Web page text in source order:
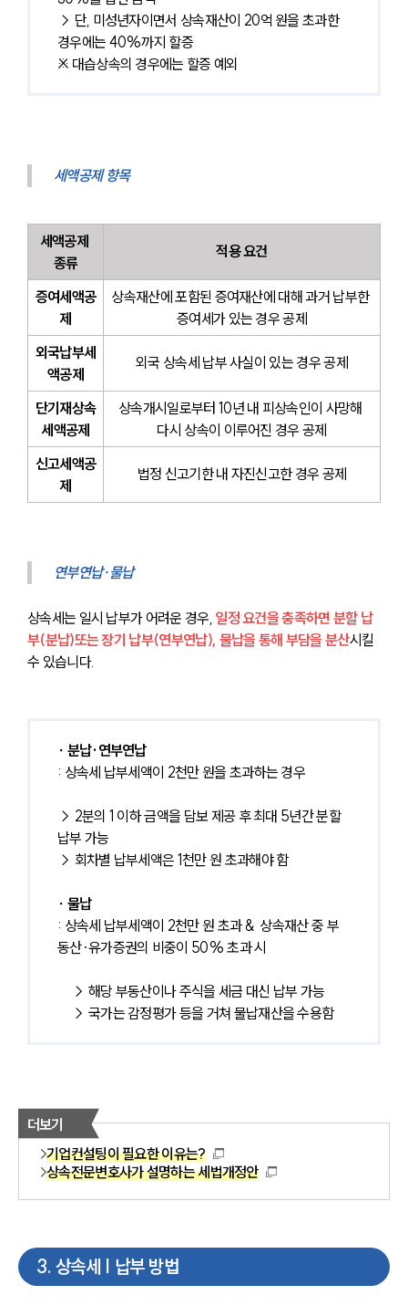
→ 단, 미성년자이면서 상속재산이 20억 원을 초과한
경우에는 40%까지 할증
※ 대습상속의 경우에는 할증 예외
세액공제 항목
세액공제
종류
적용 요건
증여세액공
제
상속재산에 포함된 증여재산에 대해 과거 납부한
증여세가 있는 경우 공제
외국납부세
액공제
외국 상속세 납부 사실이 있는 경우 공제
단기재상속
세액공제
상속개시일로부터 10년 내 피상속인이 사망해
다시 상속이 이루어진 경우 공제
신고세액공
제
법정 신고기한 내 자진신고한 경우 공제
연부연납·물납
상속세는 일시 납부가 어려운 경우, 일정 요건을 충족하면 분할 납
부(분납)또는 장기 납부(연부연납), 물납을 통해 부담을 분산시킬
수 있습니다.
∙ 분납·연부연납
: 상속세 납부세액이 2천만 원을 초과하는 경우
→ 2분의 1 이하 금액을 담보 제공 후 최대 5년간 분할
납부 가능
→ 회차별 납부세액은 1천만 원 초과해야 함
∙ 물납
: 상속세 납부세액이 2천만 원 초과 &  상속재산 중 부
동산·유가증권의 비중이 50% 초과 시
→ 해당 부동산이나 주식을 세금 대신 납부 가능
→ 국가는 감정평가 등을 거쳐 물납재산을 수용함
더보기
기업컨설팅이 필요한 이유는?
상속전문변호사가 설명하는 세법개정안
3. 상속세 | 납부 방법